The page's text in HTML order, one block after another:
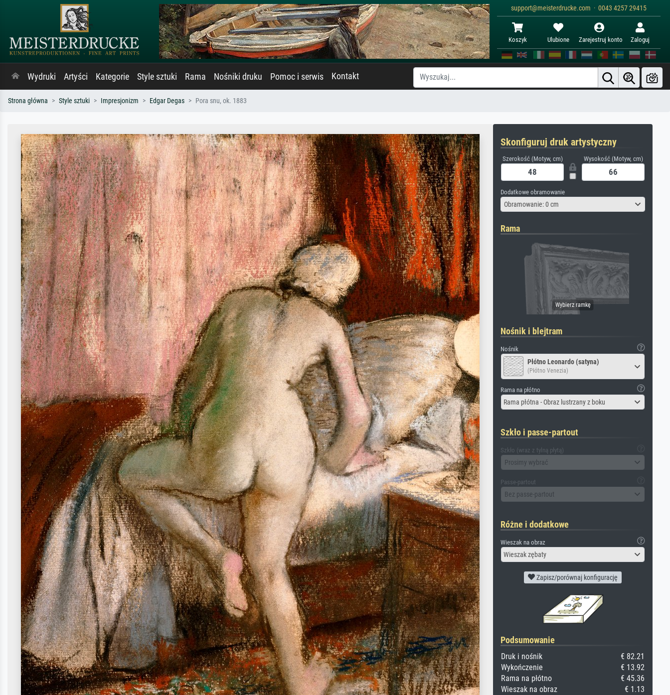
support@meisterdrucke.com · 0043 4257 29415
Koszyk Ulubione Zarejestruj konto Zaloguj
Wydruki Artyści Kategorie Style sztuki Rama Nośniki druku Pomoc i serwis Kontakt
Strona główna Style sztuki Impresjonizm Edgar Degas Pora snu, ok. 1883
Skonfiguruj druk artystyczny
Szerokość (Motyw, cm) Wysokość (Motyw, cm)
Dodatkowe obramowanie
Obramowanie: 0 cm
Rama
Nośnik i blejtram
Nośnik
Płótno Leonardo (satyna)
(Płótno Venezia)
Rama na płótno
Rama płótna - Obraz lustrzany z boku
Szkło i passe-partout
Szkło (wraz z tylną płytą)
Prosimy wybrać
Passe-partout
Bez passe-partout
Różne i dodatkowe
Wieszak na obraz
Wieszak zębaty
Zapisz/porównaj konfigurację
Podsumowanie
Druk i nośnik
€ 82.21
Wykończenie
€ 13.92
Rama na płótno
€ 45.36
Wieszak na obraz
€ 1.13